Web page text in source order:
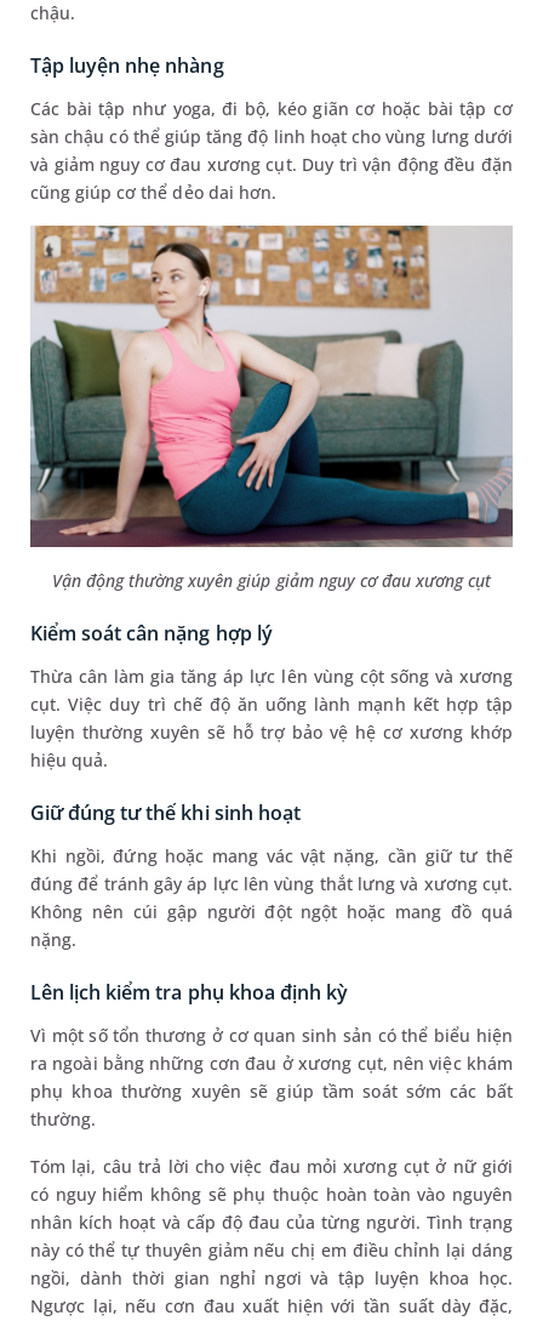
chậu.
Tập luyện nhẹ nhàng
Các bài tập như yoga, đi bộ, kéo giãn cơ hoặc bài tập cơ
sàn chậu có thể giúp tăng độ linh hoạt cho vùng lưng dưới
và giảm nguy cơ đau xương cụt. Duy trì vận động đều đặn
cũng giúp cơ thể dẻo dai hơn.
Vận động thường xuyên giúp giảm nguy cơ đau xương cụt
Kiểm soát cân nặng hợp lý
Thừa cân làm gia tăng áp lực lên vùng cột sống và xương
cụt. Việc duy trì chế độ ăn uống lành mạnh kết hợp tập
luyện thường xuyên sẽ hỗ trợ bảo vệ hệ cơ xương khớp
hiệu quả.
Giữ đúng tư thế khi sinh hoạt
Khi ngồi, đứng hoặc mang vác vật nặng, cần giữ tư thế
đúng để tránh gây áp lực lên vùng thắt lưng và xương cụt.
Không nên cúi gập người đột ngột hoặc mang đồ quá
nặng.
Lên lịch kiểm tra phụ khoa định kỳ
Vì một số tổn thương ở cơ quan sinh sản có thể biểu hiện
ra ngoài bằng những cơn đau ở xương cụt, nên việc khám
phụ khoa thường xuyên sẽ giúp tầm soát sớm các bất
thường.
Tóm lại, câu trả lời cho việc đau mỏi xương cụt ở nữ giới
có nguy hiểm không sẽ phụ thuộc hoàn toàn vào nguyên
nhân kích hoạt và cấp độ đau của từng người. Tình trạng
này có thể tự thuyên giảm nếu chị em điều chỉnh lại dáng
ngồi, dành thời gian nghỉ ngơi và tập luyện khoa học.
Ngược lại, nếu cơn đau xuất hiện với tần suất dày đặc,